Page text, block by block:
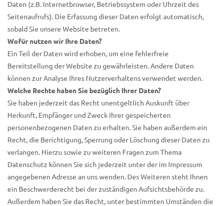
Daten (z.B. Internetbrowser, Betriebssystem oder Uhrzeit des
Seitenaufrufs). Die Erfassung dieser Daten erfolgt automatisch,
sobald Sie unsere Website betreten.
Wofür nutzen wir Ihre Daten?
Ein Teil der Daten wird erhoben, um eine fehlerfreie
Bereitstellung der Website zu gewährleisten. Andere Daten
können zur Analyse Ihres Nutzerverhaltens verwendet werden.
Welche Rechte haben Sie bezüglich Ihrer Daten?
Sie haben jederzeit das Recht unentgeltlich Auskunft über
Herkunft, Empfänger und Zweck Ihrer gespeicherten
personenbezogenen Daten zu erhalten. Sie haben außerdem ein
Recht, die Berichtigung, Sperrung oder Löschung dieser Daten zu
verlangen. Hierzu sowie zu weiteren Fragen zum Thema
Datenschutz können Sie sich jederzeit unter der im Impressum
angegebenen Adresse an uns wenden. Des Weiteren steht Ihnen
ein Beschwerderecht bei der zuständigen Aufsichtsbehörde zu.
Außerdem haben Sie das Recht, unter bestimmten Umständen die